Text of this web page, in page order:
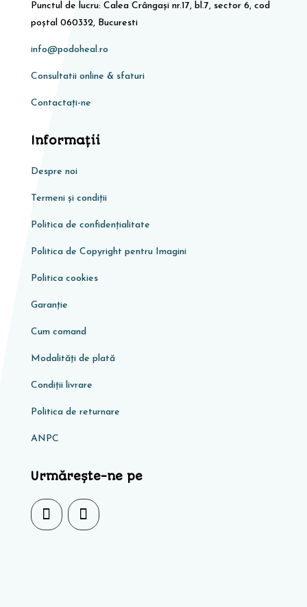
Punctul de lucru: Calea Crângași nr.17, bl.7, sector 6, cod
poștal 060332, Bucuresti
info@podoheal.ro
Consultatii online & sfaturi
Contactați-ne
Informaţii
Despre noi
Termeni și condiții
Politica de confidențialitate
Politica de Copyright pentru Imagini
Politica cookies
Garanţie
Cum comand
Modalități de plată
Condiţii livrare
Politica de returnare
ANPC
Urmărește-ne pe